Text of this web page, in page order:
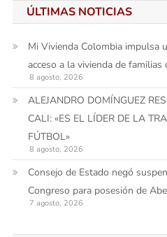
ÚLTIMAS NOTICIAS
Mi Vivienda Colombia impulsa
acceso a la vivienda de familias
8 agosto, 2026
ALEJANDRO DOMÍNGUEZ
CALI: «ES EL LÍDER DE LA
FÚTBOL»
8 agosto, 2026
Consejo de Estado negó
Congreso para posesión de
7 agosto, 2026